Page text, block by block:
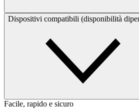
Dispositivi compatibili (disponibilità
Facile, rapido e sicuro